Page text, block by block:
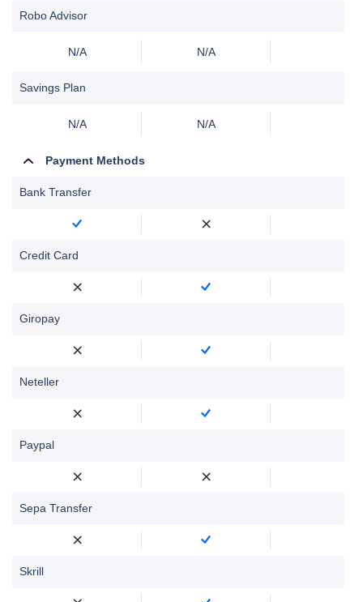
Robo Advisor
N/A N/A
Savings Plan
N/A N/A
Payment Methods
Bank Transfer
Credit Card
Giropay
Neteller
Paypal
Sepa Transfer
Skrill